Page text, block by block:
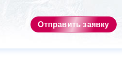
Отправить заявку